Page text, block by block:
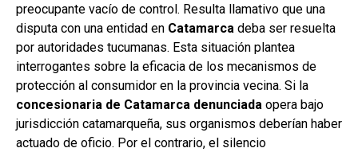
preocupante vacío de control. Resulta llamativo que una
disputa con una entidad en Catamarca deba ser resuelta
por autoridades tucumanas. Esta situación plantea
interrogantes sobre la eficacia de los mecanismos de
protección al consumidor en la provincia vecina. Si la
concesionaria de Catamarca denunciada opera bajo
jurisdicción catamarqueña, sus organismos deberían haber
actuado de oficio. Por el contrario, el silencio